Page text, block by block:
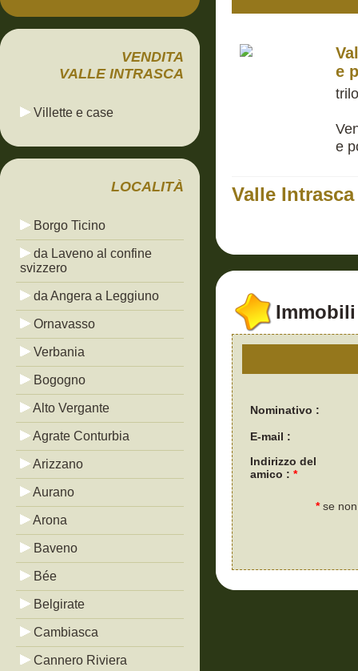
VENDITA
VALLE INTRASCA
Villette e case
LOCALITÀ
Borgo Ticino
da Laveno al confine
svizzero
da Angera a Leggiuno
Ornavasso
Verbania
Bogogno
Alto Vergante
Agrate Conturbia
Arizzano
Aurano
Arona
Baveno
Bée
Belgirate
Cambiasca
Cannero Riviera
e
e
Valle Intrasca
Nominativo :
E-mail :
Indirizzo del
amico : *
*se non